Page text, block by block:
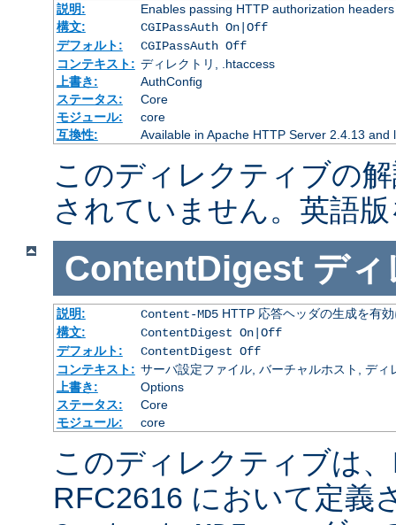
説明:
Enables passing HTTP authorization
構文:
CGIPassAuth On|Off
デフォルト:
CGIPassAuth Off
コンテキスト: ディレクトリ, .htaccess
上書き:
AuthConfig
ステータス:
Core
モジュール:
core
互換性:
Available in Apache HTTP Server 2.4.13 and
このディレクティブの
されていません。英語
ContentDigest ディ
説明: Content-MD5HTTP 応答ヘッダの生成を有
構文:
ContentDigest On|Off
デフォルト:
ContentDigest Off
コンテキスト: サーバ設定ファイル, バーチャルホスト, ディ
上書き:
Options
ステータス:
Core
モジュール:
core
このディレクティブは
RFC2616 において定義